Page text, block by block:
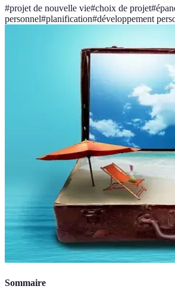
#projet de nouvelle vie#choix de projet#
personnel#planification#développement
Sommaire